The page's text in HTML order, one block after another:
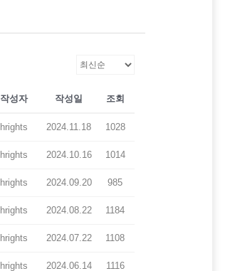
작성자 작성일 조회
hrights 2024.11.18 1028
hrights 2024.10.16 1014
hrights 2024.09.20 985
hrights 2024.08.22 1184
hrights 2024.07.22 1108
hrights 2024.06.14 1116